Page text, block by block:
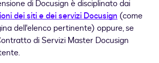
di Docusign è disciplinato dai
dei siti e dei servizi Docusign (come
dell'elenco pertinente) oppure, se
di Servizi Master Docusign